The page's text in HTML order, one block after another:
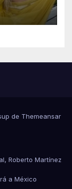
estatua
de Themeansar
Roberto Martínez
a México